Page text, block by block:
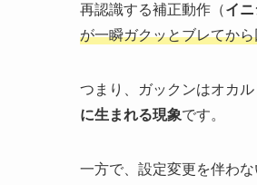
再認識する補正動作（イ
が一瞬ガクッとブレてか
つまり、ガックンはオカル
に生まれる現象です。
一方で、設定変更を伴わ